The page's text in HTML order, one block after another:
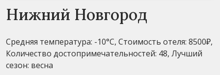
Нижний Новгород
Средняя температура: -10°C, Стоимость отеля: 8500₽,
Количество достопримечательностей: 48, Лучший
сезон: весна